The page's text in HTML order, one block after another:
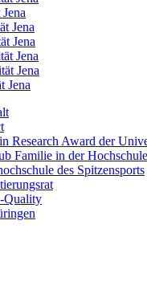
Jena
Jena
Jena
Jena
Jena
Research Award der
Familie in der Hochschule
des Spitzensports
Quality